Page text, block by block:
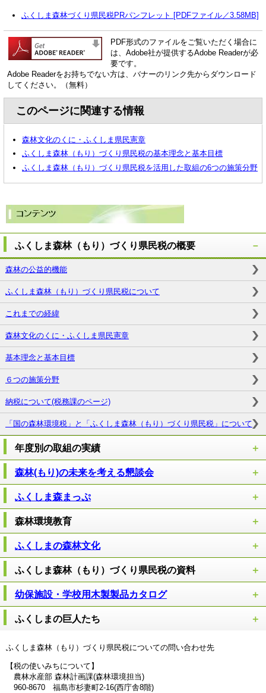
ふくしま森林づくり県民税PRパンフレット [PDFファイル／3.58MB]
PDF形式のファイルをご覧いただく場合に
は、Adobe社が提供するAdobe Readerが必
要です。
Adobe Readerをお持ちでない方は、バナーのリンク先からダウンロード
してください。（無料）
このページに関連する情報
森林文化のくに・ふくしま県民憲章
ふくしま森林（もり）づくり県民税の基本理念と基本目標
ふくしま森林（もり）づくり県民税を活用した取組の6つの施策分野
ふくしま森林（もり）づくり県民税の概要
森林の公益的機能
ふくしま森林（もり）づくり県民税について
これまでの経緯
森林文化のくに・ふくしま県民憲章
基本理念と基本目標
６つの施策分野
納税について(税務課のページ)
「国の森林環境税」と「ふくしま森林（もり）づくり県民税」について
年度別の取組の実績
森林(もり)の未来を考える懇談会
ふくしま森まっぷ
森林環境教育
ふくしまの森林文化
ふくしま森林（もり）づくり県民税の資料
幼保施設・学校用木製製品カタログ
ふくしまの巨人たち
ふくしま森林（もり）づくり県民税についての問い合わせ先
【税の使いみちについて】
農林水産部 森林計画課(森林環境担当)
960-8670 福島市杉妻町2-16(西庁舎8階)